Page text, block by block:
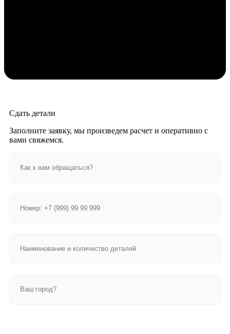
Сдать детали
Заполните заявку, мы произведем расчет и оперативно с
вами свяжемся.